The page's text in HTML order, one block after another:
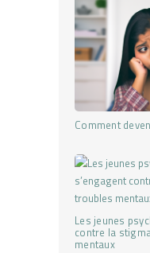
Comment
Les jeunes
contre la
mentaux